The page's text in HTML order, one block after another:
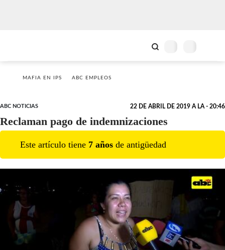
MAFIA EN IPS ABC EMPLEOS
ABC NOTICIAS 22 DE ABRIL DE 2019 A LA - 20:46
Reclaman pago de indemnizaciones
Este artículo tiene 7 años de antigüedad